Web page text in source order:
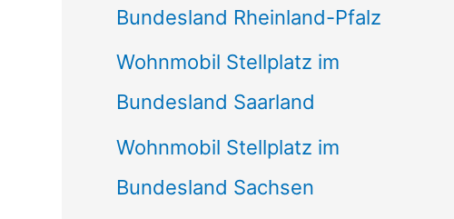
Bundesland Rheinland-Pfalz
Wohnmobil Stellplatz im
Bundesland Saarland
Wohnmobil Stellplatz im
Bundesland Sachsen